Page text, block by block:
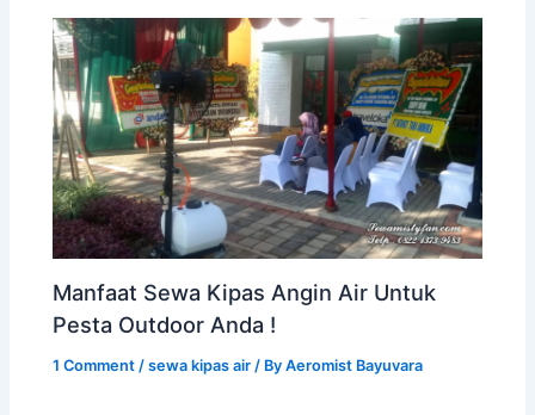
Manfaat Sewa Kipas Angin Air Untuk
Pesta Outdoor Anda !
1 Comment /sewa kipas air / ByAeromist Bayuvara